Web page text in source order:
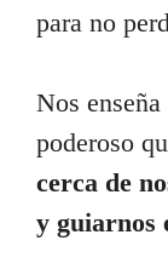
para no
Nos
poderoso
cerca de
y guiarnos